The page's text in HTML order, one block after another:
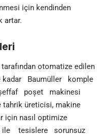
için kendinden
artar.
otomatize edilen
kadar Baumüller komple
poșet makinesi
tahrik üreticisi, makine
için nasıl optimize
ile tesislere sorunsuz